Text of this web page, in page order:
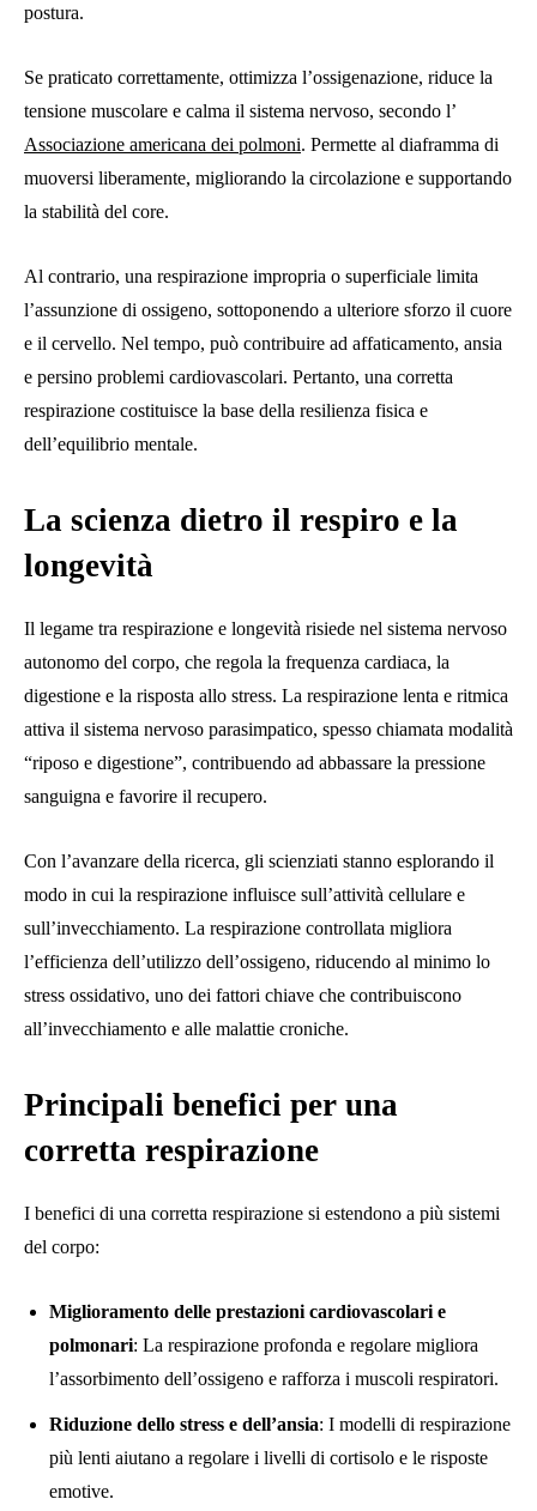
postura.
Se praticato correttamente, ottimizza l’ossigenazione, riduce la
tensione muscolare e calma il sistema nervoso, secondo l’
Associazione americana dei polmoni. Permette al diaframma di
muoversi liberamente, migliorando la circolazione e supportando
la stabilità del core.
Al contrario, una respirazione impropria o superficiale limita
l’assunzione di ossigeno, sottoponendo a ulteriore sforzo il cuore
e il cervello. Nel tempo, può contribuire ad affaticamento, ansia
e persino problemi cardiovascolari. Pertanto, una corretta
respirazione costituisce la base della resilienza fisica e
dell’equilibrio mentale.
La scienza dietro il respiro e la
longevità
Il legame tra respirazione e longevità risiede nel sistema nervoso
autonomo del corpo, che regola la frequenza cardiaca, la
digestione e la risposta allo stress. La respirazione lenta e ritmica
attiva il sistema nervoso parasimpatico, spesso chiamata modalità
“riposo e digestione”, contribuendo ad abbassare la pressione
sanguigna e favorire il recupero.
Con l’avanzare della ricerca, gli scienziati stanno esplorando il
modo in cui la respirazione influisce sull’attività cellulare e
sull’invecchiamento. La respirazione controllata migliora
l’efficienza dell’utilizzo dell’ossigeno, riducendo al minimo lo
stress ossidativo, uno dei fattori chiave che contribuiscono
all’invecchiamento e alle malattie croniche.
Principali benefici per una
corretta respirazione
I benefici di una corretta respirazione si estendono a più sistemi
del corpo:
Miglioramento delle prestazioni cardiovascolari e
polmonari: La respirazione profonda e regolare migliora
l’assorbimento dell’ossigeno e rafforza i muscoli respiratori.
Riduzione dello stress e dell’ansia: I modelli di respirazione
più lenti aiutano a regolare i livelli di cortisolo e le risposte
emotive.